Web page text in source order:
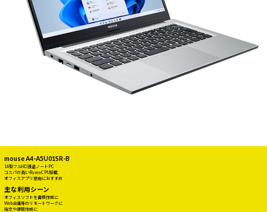
mouse A4-A5U01SR-B
14型フルHD液晶ノートPC
コスパの高いRyzen CPU搭載
オフィスアプリ使用におすすめ
主な利用シーン
オフィスソフトを書類作成に
Web会議等のリモートワークに
論文や課題作成に